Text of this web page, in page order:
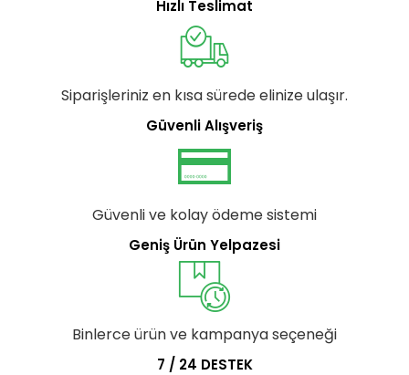
Hızlı Teslimat
Siparişleriniz en kısa sürede elinize ulaşır.
Güvenli Alışveriş
Güvenli ve kolay ödeme sistemi
Geniş Ürün Yelpazesi
Binlerce ürün ve kampanya seçeneği
7 / 24 DESTEK